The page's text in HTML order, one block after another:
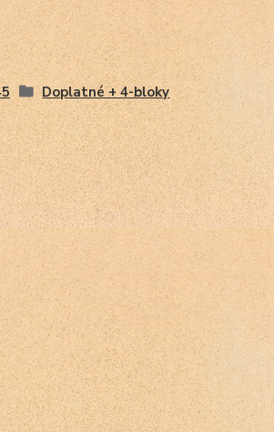
Doplatné + 4-bloky